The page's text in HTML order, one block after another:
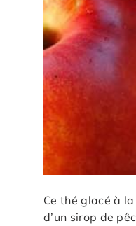
Ce thé glacé à
d’un sirop de